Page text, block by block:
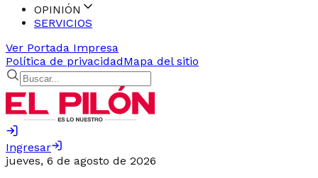
OPINIÓN
SERVICIOS
Ver Portada Impresa
Política de privacidadMapa del sitio
Ingresar
jueves, 6 de agosto de 2026